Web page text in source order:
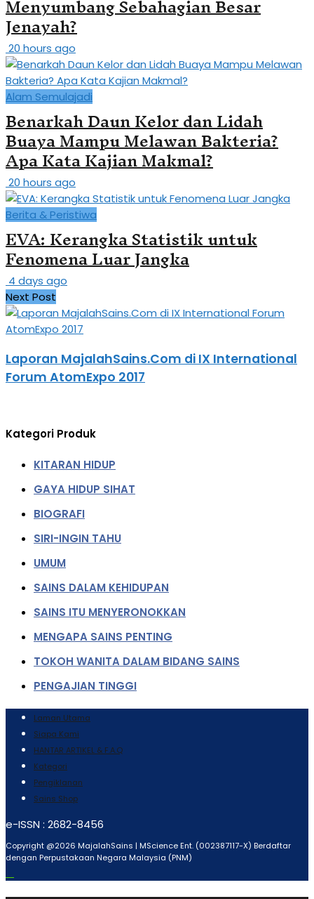
Menyumbang Sebahagian Besar
Jenayah?
20 hours ago
Alam Semulajadi
Benarkah Daun Kelor dan Lidah
Buaya Mampu Melawan Bakteria?
Apa Kata Kajian Makmal?
20 hours ago
Berita & Peristiwa
EVA: Kerangka Statistik untuk
Fenomena Luar Jangka
4 days ago
Next Post
Laporan MajalahSains.Com di IX International
Forum AtomExpo 2017
Kategori Produk
KITARAN HIDUP
GAYA HIDUP SIHAT
BIOGRAFI
SIRI-INGIN TAHU
UMUM
SAINS DALAM KEHIDUPAN
SAINS ITU MENYERONOKKAN
MENGAPA SAINS PENTING
TOKOH WANITA DALAM BIDANG SAINS
PENGAJIAN TINGGI
Laman Utama
Siapa Kami
HANTAR ARTIKEL & F.A.Q
Kategori
Pengiklanan
Sains Shop
e-ISSN : 2682-8456
Copyright @2026 MajalahSains | MScience Ent. (002387117-X) Berdaftar
dengan Perpustakaan Negara Malaysia (PNM)